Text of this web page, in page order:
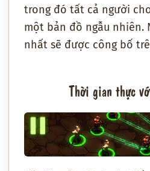
trong đó tất cả người
một bản đồ ngẫu nhiên.
nhất sẽ được công bố
Thời gian thực